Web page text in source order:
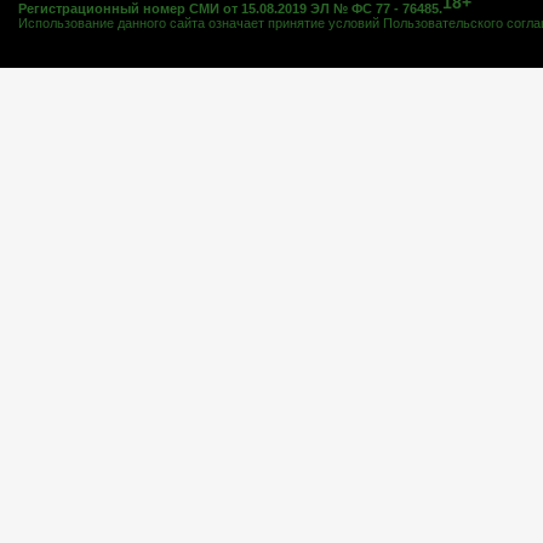
Регистрационный номер СМИ от 15.08.2019 ЭЛ № ФС 77 - 76485.
Использование данного сайта означает принятие условий Пользовательского